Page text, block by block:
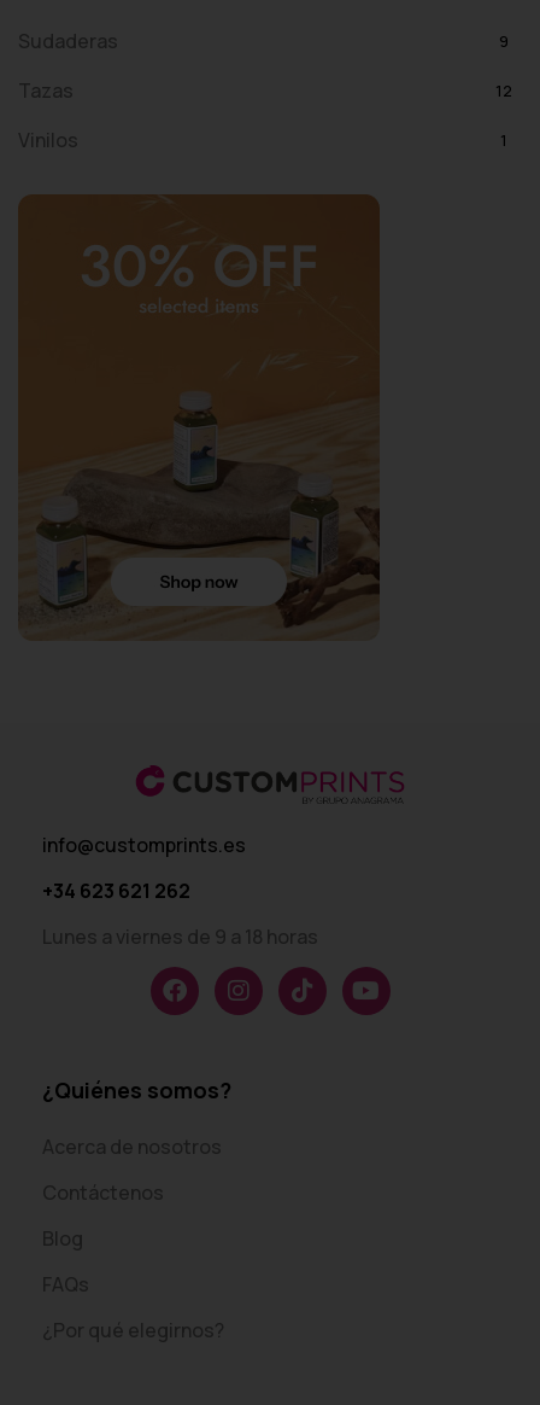
Sudaderas 9
Tazas 12
Vinilos 1
info@customprints.es
+34 623 621 262
Lunes a viernes de 9 a 18 horas
¿Quiénes somos?
Acerca de nosotros
Contáctenos
Blog
FAQs
¿Por qué elegirnos?